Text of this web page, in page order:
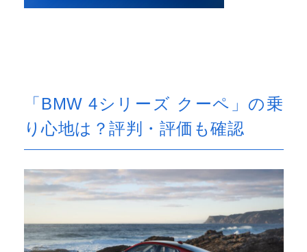
「BMW 4シリーズ クーペ」の乗
り心地は？評判・評価も確認